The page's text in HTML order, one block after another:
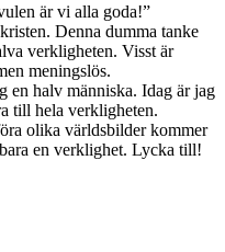
är vi alla goda!”
Denna dumma tanke
verkligheten. Visst är
meningslös.
en halv människa. Idag är jag
till hela verkligheten.
olika världsbilder kommer
en verklighet. Lycka till!